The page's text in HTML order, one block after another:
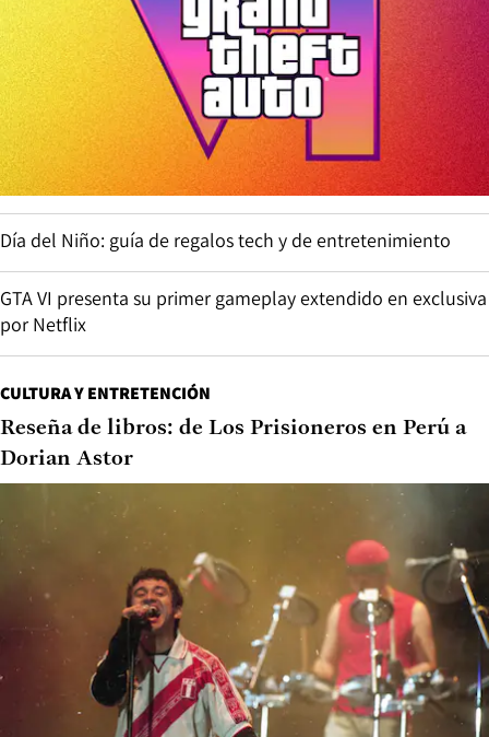
Día del Niño: guía de regalos tech y de entretenimiento
GTA VI presenta su primer gameplay extendido en exclusiva
por Netflix
CULTURA Y ENTRETENCIÓN
Reseña de libros: de Los Prisioneros en Perú a
Dorian Astor